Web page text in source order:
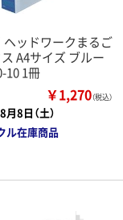
ヘッドワークまるご
A4サイズ ブルー
10 1冊
￥1,270（税込）
8月8日（土）
ル在庫商品